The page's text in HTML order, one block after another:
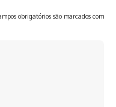
obrigatórios são marcados com